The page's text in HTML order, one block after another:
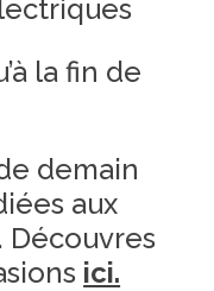
la fin de
demain
aux
ici.